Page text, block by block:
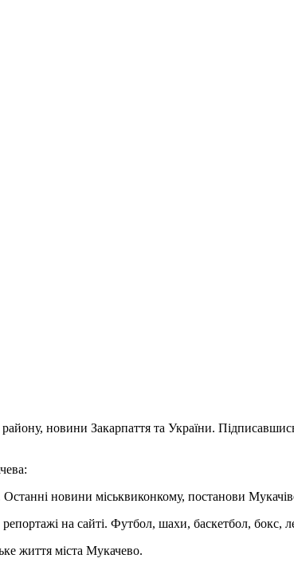
новини Закарпаття та України.
новини міськвиконкому, постанови
на сайті. Футбол, шахи, баскетбол, бокс,
життя міста Мукачево.